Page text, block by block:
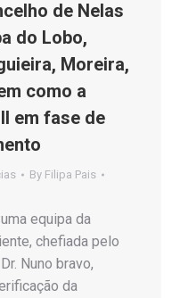
de Nelas
do Lobo,
Moreira,
como a
em fase de
By Filipa Pais
equipa da
chefiada pelo
Nuno bravo,
da